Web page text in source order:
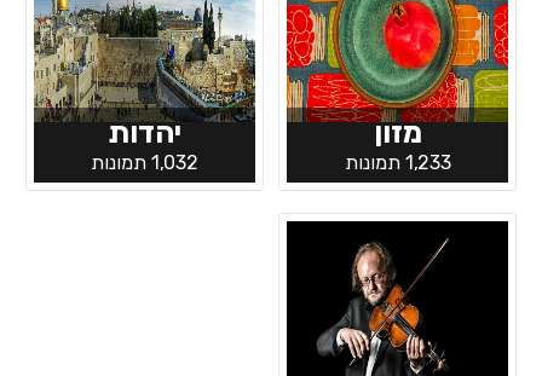
מזון
1,233 תמונות
יהדות
1,032 תמונות